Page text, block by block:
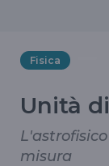
Fisica
Unità
misura